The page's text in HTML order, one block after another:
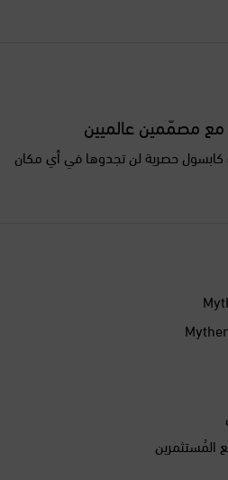
مع مصمّمين عالميين
حصرية لن تجدوها في أي مكان
المُستثمرين